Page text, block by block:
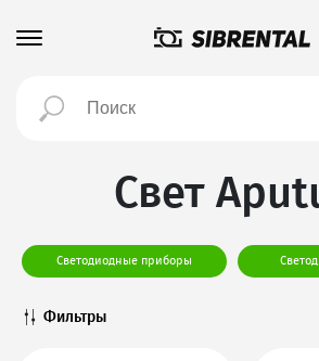
Свет
Светодиодные приборы
Фильтры